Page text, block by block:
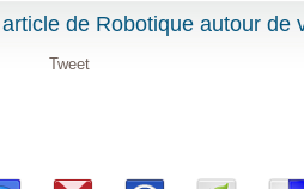
de Robotique autour de
Tweet